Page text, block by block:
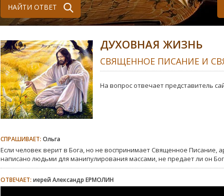
НАЙТИ ОТВЕТ
ДУХОВНАЯ ЖИЗНЬ
СВЯЩЕННОЕ ПИСАНИЕ И
На вопрос отвечает представитель
СПРАШИВАЕТ: Ольга
Если человек верит в Бога, но не воспринимает Священное Писание,
написано людьми для манипулирования массами, не предает ли он
ОТВЕЧАЕТ: иерей Александр ЕРМОЛИН